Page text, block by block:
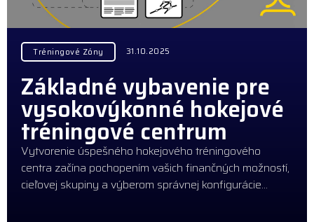
Tréningové Zóny 31.10.2025
Základné vybavenie pre
vysokovýkonné hokejové
tréningové centrum
Vytvorenie úspešného hokejového tréningového
centra začína pochopením vašich finančných možností,
cieľovej skupiny a výberom správnej konfigurácie…